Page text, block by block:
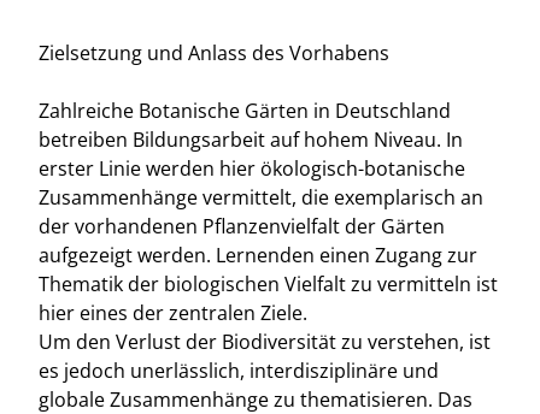
Zielsetzung und Anlass des Vorhabens
Zahlreiche Botanische Gärten in Deutschland
betreiben Bildungsarbeit auf hohem Niveau. In
erster Linie werden hier ökologisch-botanische
Zusammenhänge vermittelt, die exemplarisch an
der vorhandenen Pflanzenvielfalt der Gärten
aufgezeigt werden. Lernenden einen Zugang zur
Thematik der biologischen Vielfalt zu vermitteln ist
hier eines der zentralen Ziele.
Um den Verlust der Biodiversität zu verstehen, ist
es jedoch unerlässlich, interdisziplinäre und
globale Zusammenhänge zu thematisieren. Das